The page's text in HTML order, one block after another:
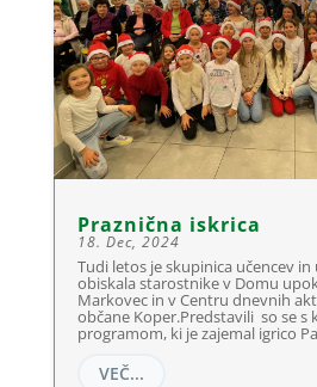
Praznična iskrica
18. Dec, 2024
Tudi letos je skupinica učencev in
obiskala starostnike v Domu
Markovec in v Centru dnevnih
občane Koper.Predstavili so se s
programom, ki je zajemal igrico
VEČ...